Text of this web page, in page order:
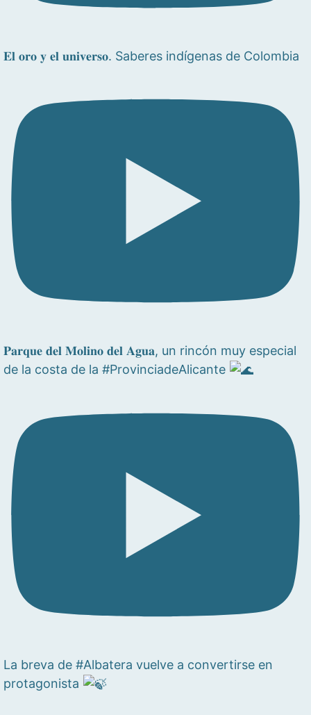
𝐄𝐥 𝐨𝐫𝐨 𝐲 𝐞𝐥 𝐮𝐧𝐢𝐯𝐞𝐫𝐬𝐨. Saberes indígenas de Colombia
𝐏𝐚𝐫𝐪𝐮𝐞 𝐝𝐞𝐥 𝐌𝐨𝐥𝐢𝐧𝐨 𝐝𝐞𝐥 𝐀𝐠𝐮𝐚, un rincón muy especial
de la costa de la #ProvinciadeAlicante
La breva de #Albatera vuelve a convertirse en
protagonista